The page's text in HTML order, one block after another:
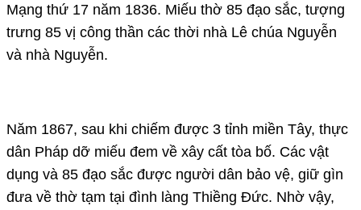
Mạng thứ 17 năm 1836. Miếu thờ 85 đạo sắc, tượng
trưng 85 vị công thần các thời nhà Lê chúa Nguyễn
và nhà Nguyễn.
Năm 1867, sau khi chiếm được 3 tỉnh miền Tây, thực
dân Pháp dỡ miếu đem về xây cất tòa bố. Các vật
dụng và 85 đạo sắc được người dân bảo vệ, giữ gìn
đưa về thờ tạm tại đình làng Thiềng Đức. Nhờ vậy,